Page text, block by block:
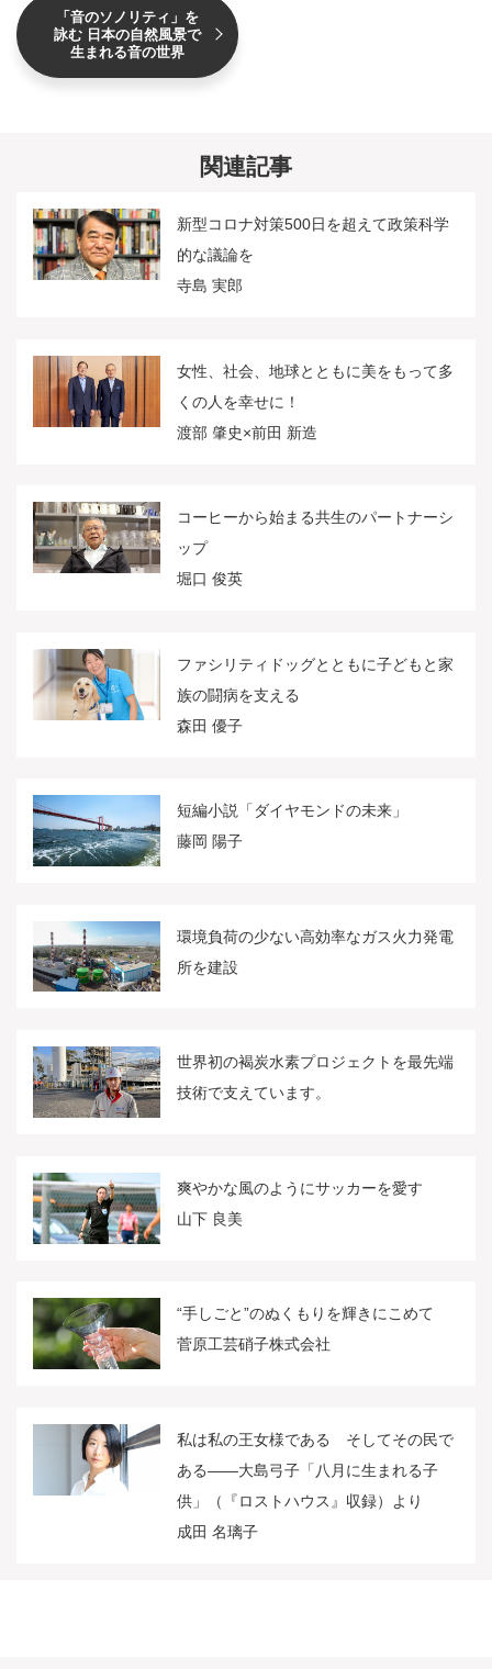
「音のソノリティ」を
詠む 日本の自然風景で
生まれる音の世界
関連記事
新型コロナ対策500日を超えて政策科学
的な議論を
寺島 実郎
女性、社会、地球とともに美をもって多
くの人を幸せに！
渡部 肇史×前田 新造
コーヒーから始まる共生のパートナーシ
ップ
堀口 俊英
ファシリティドッグとともに子どもと家
族の闘病を支える
森田 優子
短編小説「ダイヤモンドの未来」
藤岡 陽子
環境負荷の少ない高効率なガス火力発電
所を建設
世界初の褐炭水素プロジェクトを最先端
技術で支えています。
爽やかな風のようにサッカーを愛す
山下 良美
“手しごと”のぬくもりを輝きにこめて
菅原工芸硝子株式会社
私は私の王女様である そしてその民で
ある――大島弓子「八月に生まれる子
供」（『ロストハウス』収録）より
成田 名璃子